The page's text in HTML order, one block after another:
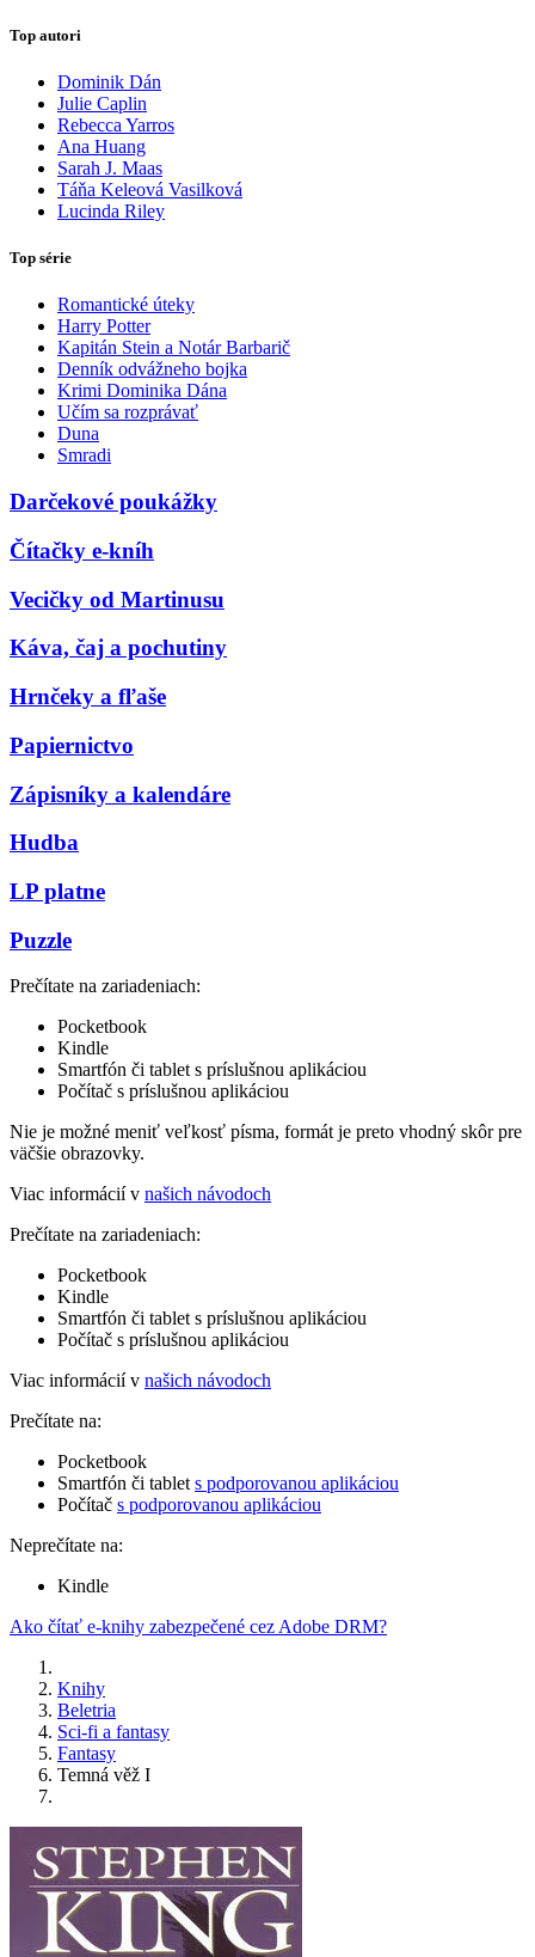
Top autori
Dominik Dán
Julie Caplin
Rebecca Yarros
Ana Huang
Sarah J. Maas
Táňa Keleová Vasilková
Lucinda Riley
Top série
Romantické úteky
Harry Potter
Kapitán Stein a Notár Barbarič
Denník odvážneho bojka
Krimi Dominika Dána
Učím sa rozprávať
Duna
Smradi
Darčekové poukážky
Čítačky e-kníh
Vecičky od Martinusu
Káva, čaj a pochutiny
Hrnčeky a fľaše
Papiernictvo
Zápisníky a kalendáre
Hudba
LP platne
Puzzle
Prečítate na zariadeniach:
Pocketbook
Kindle
Smartfón či tablet s príslušnou aplikáciou
Počítač s príslušnou aplikáciou
Nie je možné meniť veľkosť písma, formát je preto vhodný skôr pre
väčšie obrazovky.
Viac informácií v našich návodoch
Prečítate na zariadeniach:
Pocketbook
Kindle
Smartfón či tablet s príslušnou aplikáciou
Počítač s príslušnou aplikáciou
Viac informácií v našich návodoch
Prečítate na:
Pocketbook
Smartfón či tablet s podporovanou aplikáciou
Počítač s podporovanou aplikáciou
Neprečítate na:
Kindle
Ako čítať e-knihy zabezpečené cez Adobe DRM?
Knihy
Beletria
Sci-fi a fantasy
Fantasy
Temná věž I